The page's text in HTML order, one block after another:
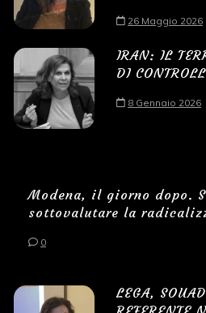
26 Maggio 2026
IRAN: IL
DI
8 Gennaio 2026
Modena, il giorno dopo.
sottovalutare la
0
LEGA,